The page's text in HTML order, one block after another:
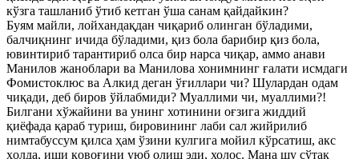
кўзга ташланиб ўтиб кетган ўша санам қайдайкин?
Буям майли, лойхандақдан чиқариб олинган бўладими,
балчиқнинг ичида бўладими, қиз бола барибир қиз бола,
ювинтириб тарантириб олса бир нарса чиқар, аммо анави
Манилов жаноблари ва Манилова хонимнинг ғалати исмдаги
Фомистоклюс ва Алкид деган ўғиллари чи? Шулардан одам
чиқади, деб биров ўйлабмиди? Муаллими чи, муаллими?!
Билгани хўжайини ва унинг хотинини оғзига жиддий
қиёфада қараб туриш, бировининг лаби сал жийрилиб
нимтабуссум қилса ҳам ўзини кулгига мойил кўрсатиш, акс
ҳолда, иши қовоғини уюб олиш эди, холос. Мана шу сўтак